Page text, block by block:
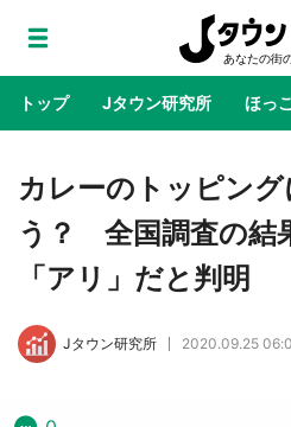
トップ Jタウン研究所 ほっ
地域×二次元 絶景 あの
ラプラス・ダーク
公式プロモ動画で
の「猫猫像」も【
カレーのトッピン
う？ 全国調査の結
「アリ」だと判明
Jタウン研究所 2020.09.25